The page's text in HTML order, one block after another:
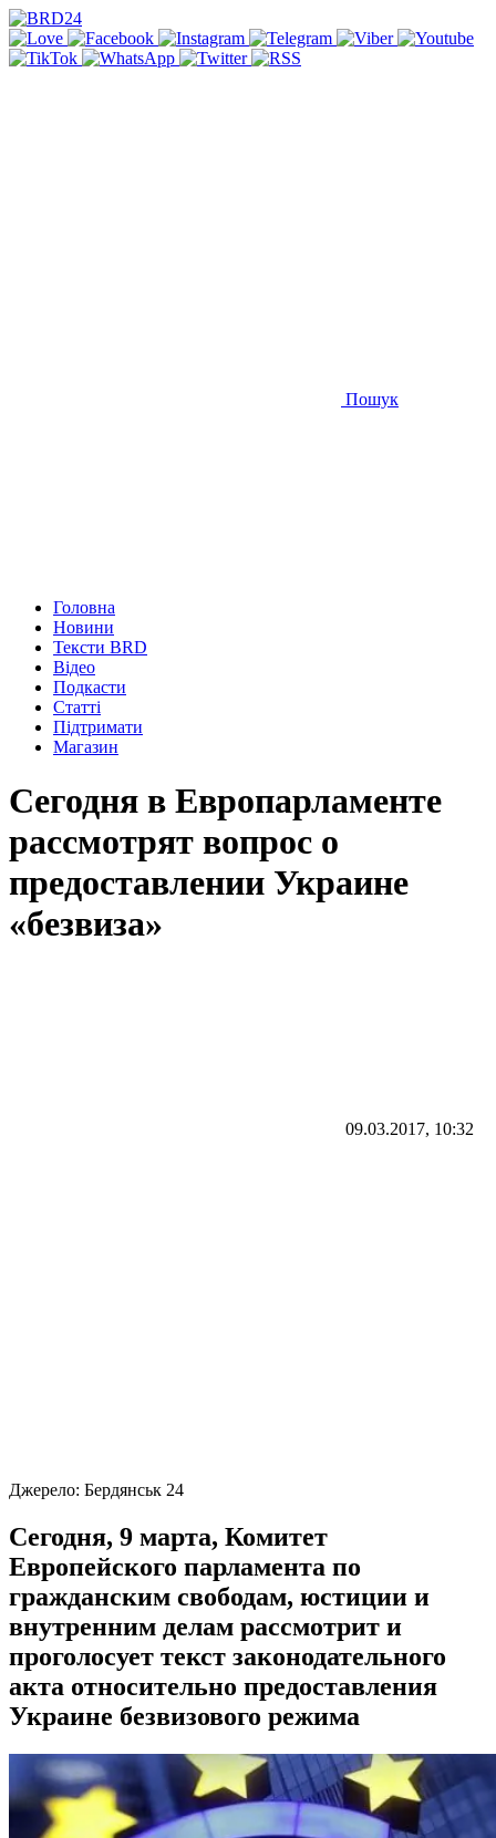
Пошук
Головна
Новини
Тексти BRD
Відео
Подкасти
Статті
Підтримати
Магазин
Сегодня в Европарламенте
рассмотрят вопрос о
предоставлении Украине
«безвиза»
09.03.2017, 10:32
Джерело: Бердянськ 24
Сегодня, 9 марта, Комитет
Европейского парламента по
гражданским свободам, юстиции и
внутренним делам рассмотрит и
проголосует текст законодательного
акта относительно предоставления
Украине безвизового режима